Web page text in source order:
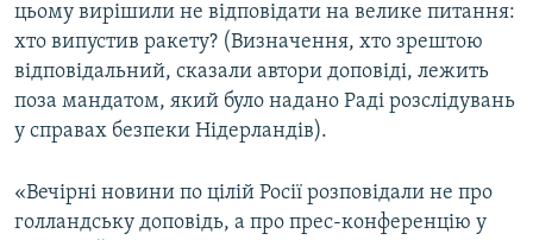
цьому вирішили не відповідати на велике питання:
хто випустив ракету? (Визначення, хто зрештою
відповідальний, сказали автори доповіді, лежить
поза мандатом, який було надано Раді розслідувань
у справах безпеки Нідерландів).
«Вечірні новини по цілій Росії розповідали не про
голландську доповідь, а про прес-конференцію у